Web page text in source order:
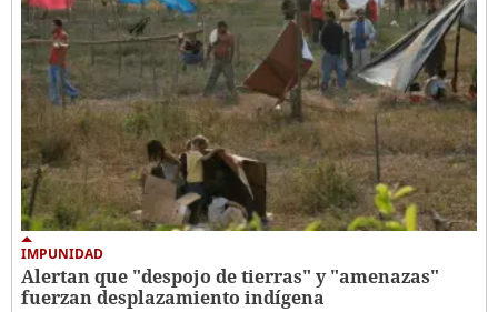
IMPUNIDAD
Alertan que "despojo de tierras" y "amenazas"
fuerzan desplazamiento indígena